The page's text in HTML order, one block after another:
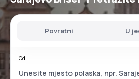
Povratni U
Od